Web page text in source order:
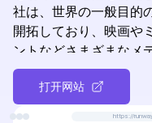
社は、世界の一般目的
開拓しており、映画や
ントなどさまざまなメ
ーリーテリング、創造
を提供しています。
打开网站
https://